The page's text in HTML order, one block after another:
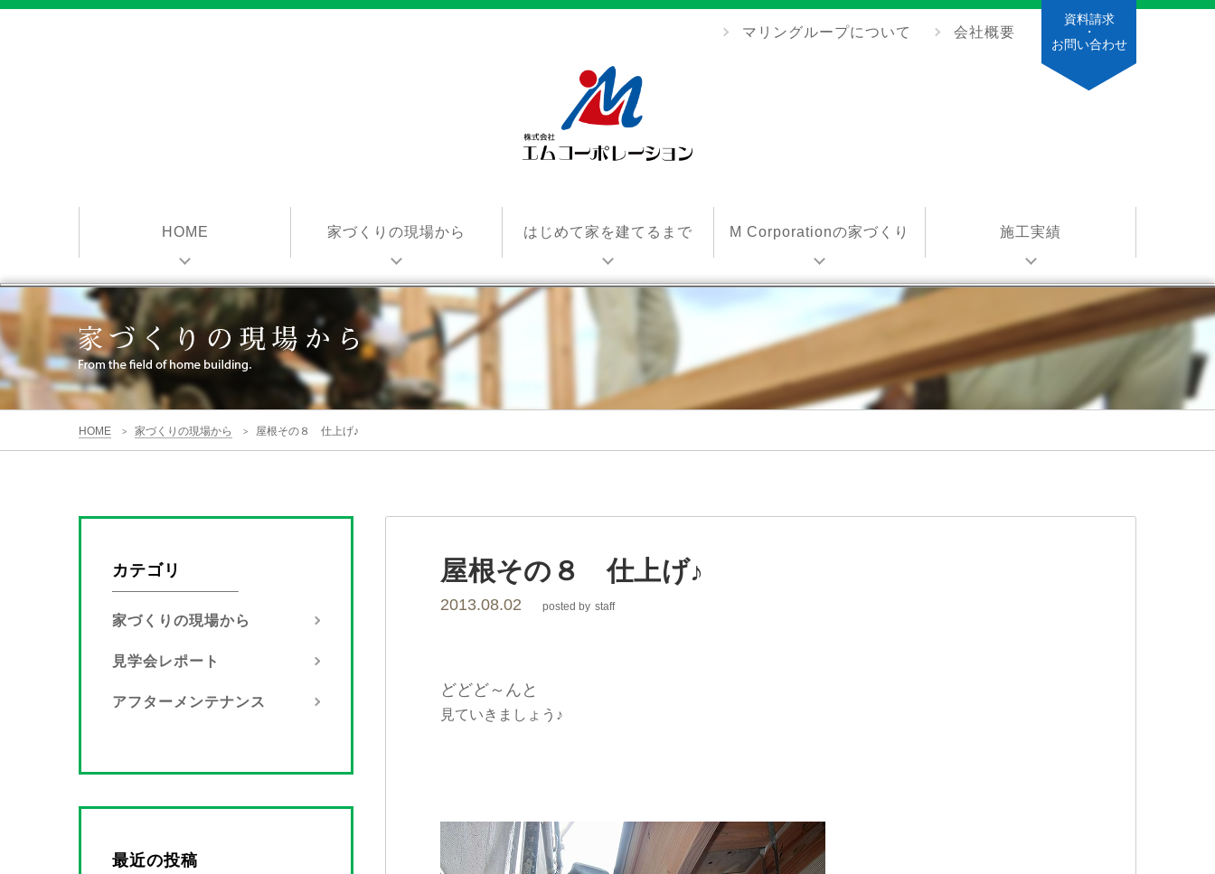
資料請求
・
お問い合わせ
マリングループについて 会社概要
コ
ー
ポ
シ
ョ
ン
HOME 家づくりの現場から はじめて家を建てるまで M Corporationの家づくり 施工実績
HOME > 家づくりの現場から > 屋根その８ 仕上げ♪
屋根その８ 仕上げ♪
2013.08.02 posted by staff
どどど～んと
見ていきましょう♪
カテゴリ
家づくりの現場から
見学会レポート
アフターメンテナンス
最近の投稿